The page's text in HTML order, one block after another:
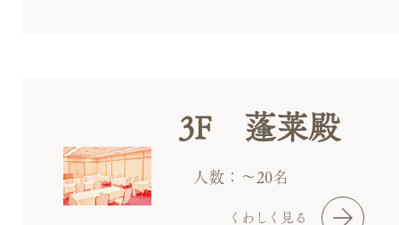
3F 蓬莱殿
人数：～20名
くわしく見る